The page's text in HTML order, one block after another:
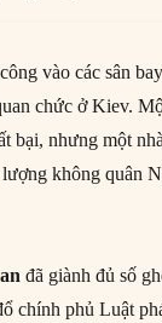
vào các sân
chức ở Kiev.
bại, nhưng một
không quân
đã giành đủ số
chính phủ Luật